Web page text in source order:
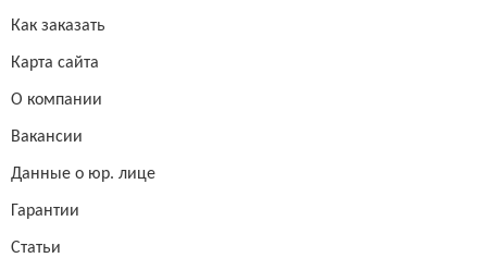
Как заказать
Карта сайта
О компании
Вакансии
Данные о юр. лице
Гарантии
Статьи